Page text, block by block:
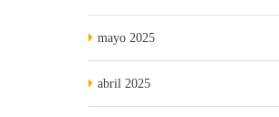
mayo 2025
abril 2025